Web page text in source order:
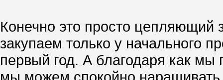
Конечно это просто цепляющий
закупаем только у начального
первый год. А благодаря как